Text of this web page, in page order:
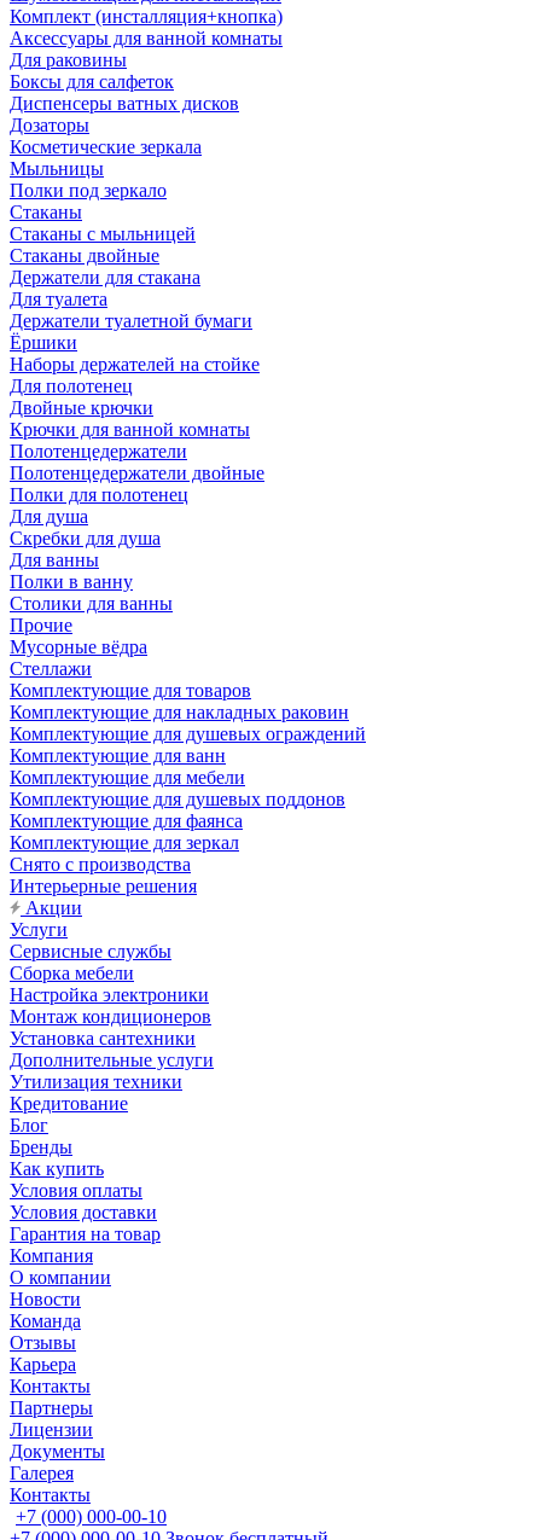
Комплект (инсталляция+кнопка)
Аксессуары для ванной комнаты
Для раковины
Боксы для салфеток
Диспенсеры ватных дисков
Дозаторы
Косметические зеркала
Мыльницы
Полки под зеркало
Стаканы
Стаканы с мыльницей
Стаканы двойные
Держатели для стакана
Для туалета
Держатели туалетной бумаги
Ёршики
Наборы держателей на стойке
Для полотенец
Двойные крючки
Крючки для ванной комнаты
Полотенцедержатели
Полотенцедержатели двойные
Полки для полотенец
Для душа
Скребки для душа
Для ванны
Полки в ванну
Столики для ванны
Прочие
Мусорные вёдра
Стеллажи
Комплектующие для товаров
Комплектующие для накладных раковин
Комплектующие для душевых ограждений
Комплектующие для ванн
Комплектующие для мебели
Комплектующие для душевых поддонов
Комплектующие для фаянса
Комплектующие для зеркал
Снято с производства
Интерьерные решения
Акции
Услуги
Сервисные службы
Сборка мебели
Настройка электроники
Монтаж кондиционеров
Установка сантехники
Дополнительные услуги
Утилизация техники
Кредитование
Блог
Бренды
Как купить
Условия оплаты
Условия доставки
Гарантия на товар
Компания
О компании
Новости
Команда
Отзывы
Карьера
Контакты
Партнеры
Лицензии
Документы
Галерея
Контакты
+7 (000) 000-00-10